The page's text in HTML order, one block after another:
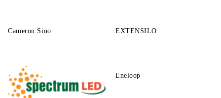
Cameron Sino EXTENSILO
Eneloop